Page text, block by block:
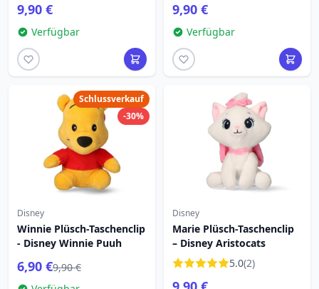
9,90 €
Verfügbar
9,90 €
Verfügbar
Schlussverkauf
-30%
Disney
Winnie Plüsch-Taschenclip
- Disney Winnie Puuh
6,90 €9,90 €
Disney
Marie Plüsch-Taschenclip
– Disney Aristocats
5.0(2)